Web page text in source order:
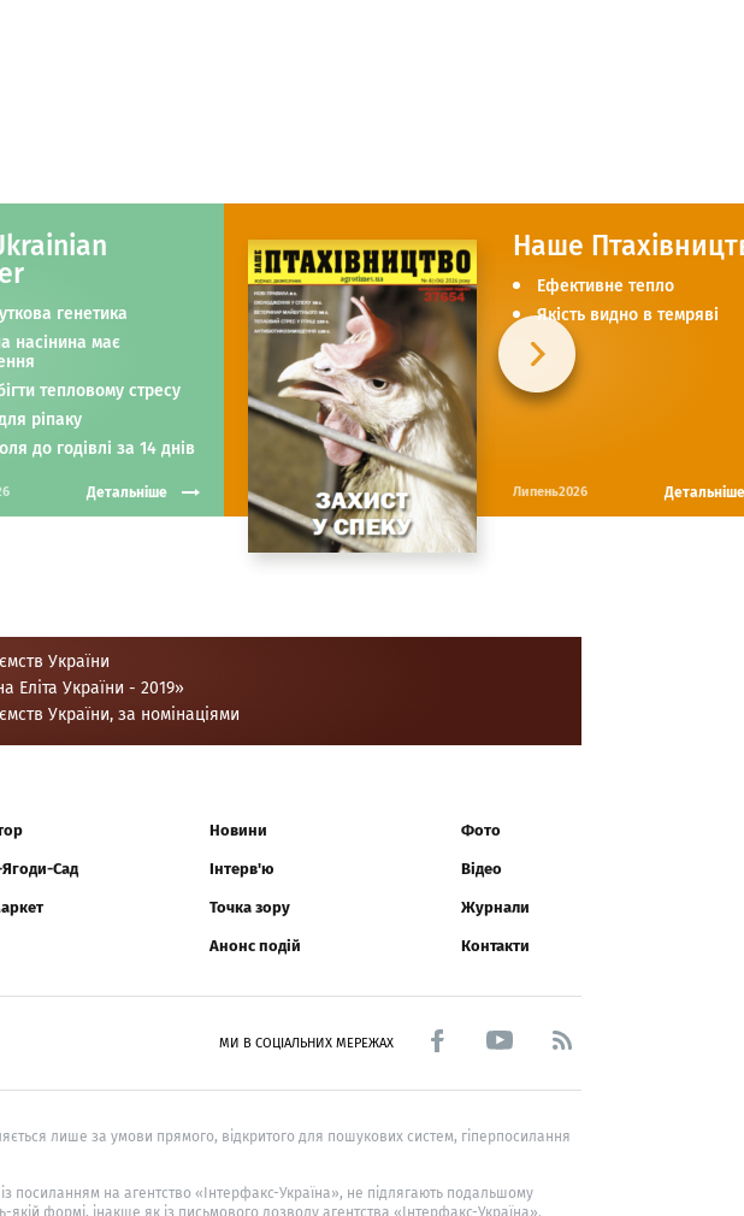
генетика
насінина має
тепловому стресу
ріпаку
до годівлі за 14 днів
Детальніше
Наше
Ефективне тепло
Якість видно в темряві
Липень2026 Детальніше
України
Еліта України - 2019»
України, за номінаціями
Сад
Новини
Інтерв'ю
Точка зору
Анонс подій
Фото
Відео
Журнали
Контакти
МИ В СОЦІАЛЬНИХ МЕРЕЖАХ
лише за умови прямого, відкритого для пошукових систем, гіперпосилання
із посиланням на агентство «Інтерфакс-Україна», не підлягають подальшому
формі, інакше як із письмового дозволу агентства «Інтерфакс-Україна».